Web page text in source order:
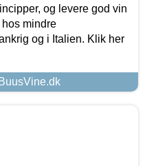
og levere god vin
mindre
og i Italien. Klik her